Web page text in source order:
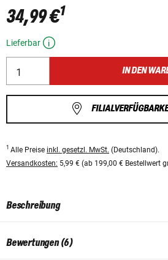
34,99 €1
Lieferbar
IN DEN
1 Alle Preise inkl. gesetzl. MwSt. (Deutschland).
Versandkosten: 5,99 € (ab 199,00 € Bestellwert
Beschreibung
Bewertungen (6)